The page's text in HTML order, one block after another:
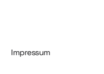
Impressum